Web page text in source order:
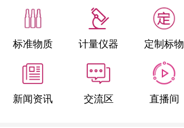
标准物质 计量仪器 定制标物
新闻资讯 交流区 直播间
微生物检测/质控品
定制标物
定制仪器